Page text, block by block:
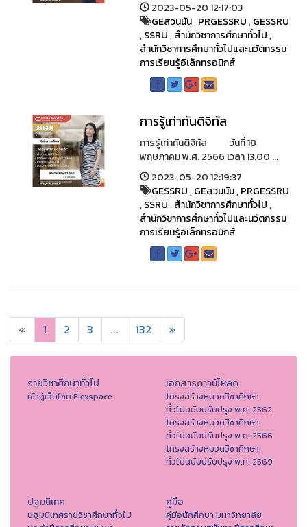
2023-05-20 12:17:03
GEสวนนัน,PRGESSRU,GESSRU
,SSRU,สำนักวิชาการศึกษาทั่วไป,
สำนักวิชาการศึกษาทั่วไปและนวัตกรรม
การเรียนรู้อิเล็กทรอนิกส์
การรู้เท่าทันดิจิทัล
การรู้เท่าทันดิจิทัล วันที่ 18
พฤษภาคม พ.ศ. 2566 เวลา 13.00 ...
2023-05-20 12:19:37
GESSRU,GEสวนนัน,PRGESSRU
,SSRU,สำนักวิชาการศึกษาทั่วไป,
สำนักวิชาการศึกษาทั่วไปและนวัตกรรม
การเรียนรู้อิเล็กทรอนิกส์
« 1 2 3 ... 132 »
รายวิชาศึกษาทั่วไป
เข้าสู่เว็บไซต์ Flexspace
เอกสารดาวน์โหลด
โครงสร้างหมวดวิชาศึกษา
ทั่วไปฉบับปรับปรุง พ.ศ. 2562
โครงสร้างหมวดวิชาศึกษา
ทั่วไปฉบับปรับปรุง พ.ศ. 2566
โครงสร้างหมวดวิชาศึกษา
ทั่วไปฉบับปรับปรุง พ.ศ. 2569
ปฐมนิเทศ
ปฐมนิเทศรายวิชาศึกษาทั่วไป
คู่มือ
คู่มือนักศึกษา มหาวิทยาลัย